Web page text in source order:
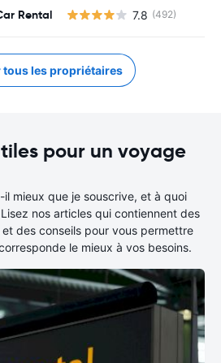
Rental 7.8 (492)
tous les propriétaires
pour un voyage
mieux que je souscrive, et à quoi
nos articles qui contiennent des
des conseils pour vous permettre
le mieux à vos besoins.